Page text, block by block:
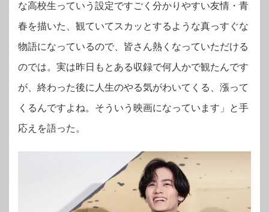
な高校生っていう設定ですごく分かりやすい友情・青
春を描いた、観ていてスカッとするような真っすぐな
物語になっているので、皆さん熱くなっていただける
のでは。実は昨日もとある収録で何人かで観たんです
が、終わった後に人生のやる気がわいてくる、漲って
くるんですよね。そういう映画になっています」と手
応えを語った。